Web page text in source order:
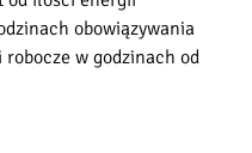
obowiązywania
w godzinach od